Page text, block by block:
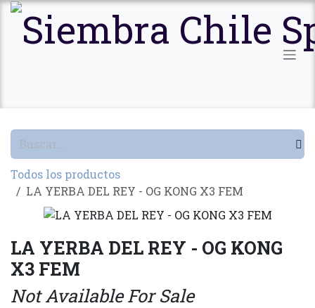
Ir al contenido
Todos los productos
LA YERBA DEL REY - OG KONG X3 FEM
LA YERBA DEL REY - OG KONG
X3 FEM
Not Available For Sale